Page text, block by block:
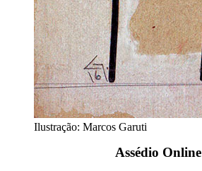
Ilustração: Marcos Garuti
Assédio Online